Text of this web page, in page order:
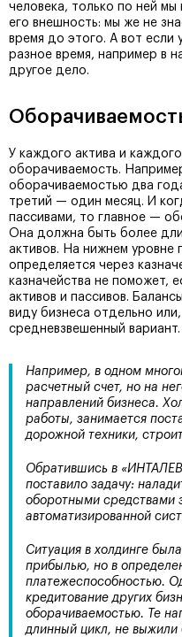
человека, только по ней мы
его внешность: мы же не
время до этого. А вот если
разное время, например в
другое дело.
У каждого актива и
оборачиваемость.
оборачиваемостью два
третий — один месяц. И
пассивами, то главное —
Она должна быть более
активов. На нижнем уровне
определяется через
казначейства не поможет,
активов и пассивов.
виду бизнеса отдельно
средневзвешенный вариант.
Например, в одном
расчетный счет, но на
направлений бизнеса.
работы, занимается
дорожной техники,
Обратившись в
поставило задачу:
оборотными средствами
автоматизированной
Ситуация в холдинге
прибылью, но в
платежеспособностью.
кредитование других
оборачиваемостью. Те
длинный цикл, не выжили